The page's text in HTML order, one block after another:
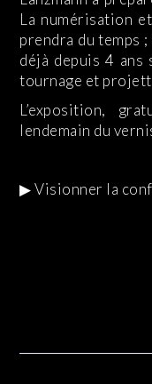
La numérisation
prendra du temps
déjà depuis 4
tournage et
L’exposition,
lendemain du
▶ Visionner la